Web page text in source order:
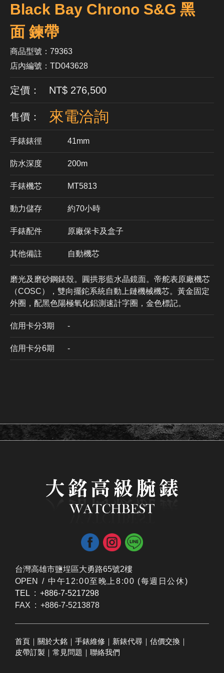
Black Bay Chrono S&G 黑
面 鍊帶
商品型號：79363
店內編號：TD043628
定價： NT$ 276,500
售價： 來電洽詢
手錶錶徑 41mm
防水深度 200m
手錶機芯 ​MT5813
動力儲存 約70小時
手錶配件 原廠保卡及盒子
其他備註 自動機芯
磨光及磨砂鋼錶殼。圓拱形藍水晶鏡面。帝舵表原廠機芯
（COSC），雙向擺鉈系統自動上鏈機械機芯。黃金固定
外圈，配黑色陽極氧化鋁測速計字圈，金色標記。
信用卡分3期 ​-
信用卡分6期 -
台灣高雄市鹽埕區大勇路65號2樓
OPEN / ​中午12:00至晚上8:00 (每週日公休)
TEL : +886-7-5217298
FAX : +886-7-5213878
首頁 ｜ 關於大銘 ｜ 手錶維修 ｜ 新錶代尋 ｜ 估價交換 ｜
皮帶訂製 ｜ 常見問題 ｜ 聯絡我們